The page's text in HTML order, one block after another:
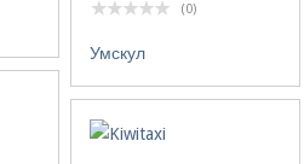
(0)
Умскул